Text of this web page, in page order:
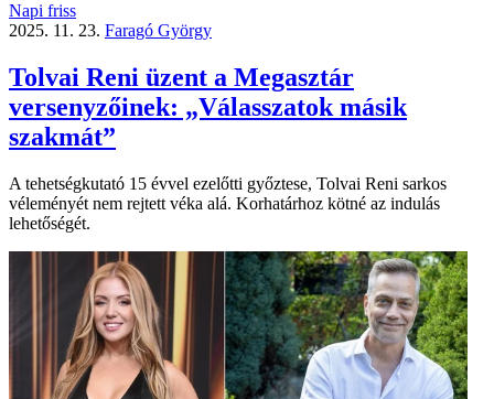
Napi friss
2025. 11. 23. Faragó György
Tolvai Reni üzent a Megasztár
versenyzőinek: „Válasszatok másik
szakmát”
A tehetségkutató 15 évvel ezelőtti győztese, Tolvai Reni sarkos
véleményét nem rejtett véka alá. Korhatárhoz kötné az indulás
lehetőségét.